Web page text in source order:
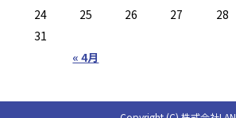
« 4月
24
25 26 27 28
31